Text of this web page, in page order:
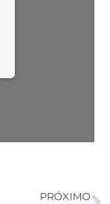
PRÓXIMO